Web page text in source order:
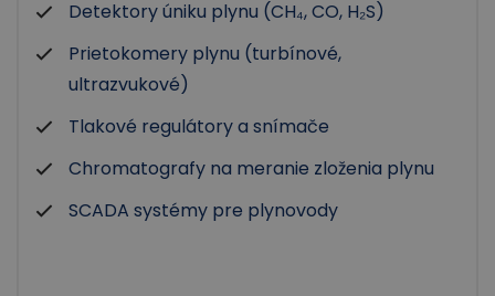
Detektory úniku plynu (CH₄, CO, H₂S)
Prietokomery plynu (turbínové,
ultrazvukové)
Tlakové regulátory a snímače
Chromatografy na meranie zloženia plynu
SCADA systémy pre plynovody